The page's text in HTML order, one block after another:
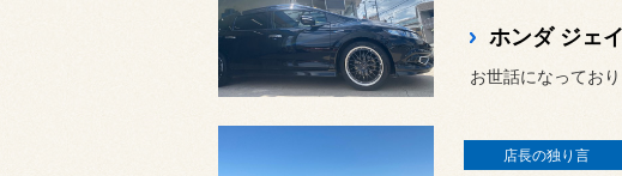
ホンダ ジェ
お世話になってお
店長の独り言